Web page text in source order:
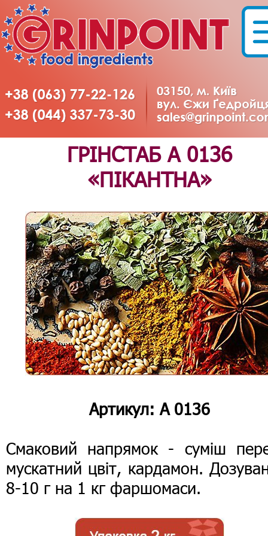
ГРІНСТАБ А 0136
«ПІКАНТНА»
Артикул: А 0136
Смаковий напрямок - суміш
мускатний цвіт, кардамон.
8-10 г на 1 кг фаршомаси.